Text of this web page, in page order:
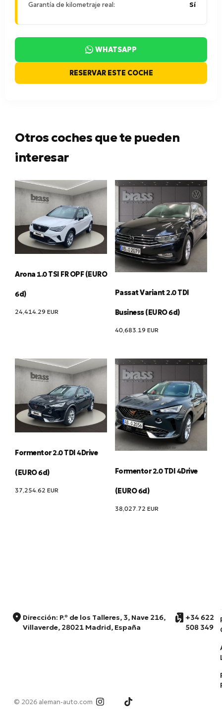
Garantía de kilometraje real:
Sí
WHATSAPP
RESERVAR ESTE COCHE
Otros coches que te pueden
interesar
Arona 1.0 TSI FR OPF (EURO
6d)
24,414.29 EUR
Passat Variant 2.0 TDI
Business (EURO 6d)
40,683.19 EUR
Formentor 2.0 TDI 4Drive
(EURO 6d)
37,254.62 EUR
Formentor 2.0 TDI 4Drive
(EURO 6d)
38,027.72 EUR
Dirección: P.º de los Talleres, 3, Nave 216,
Villaverde, 28021 Madrid, España
+34 622
508 349
© 2026 aleman-auto.com